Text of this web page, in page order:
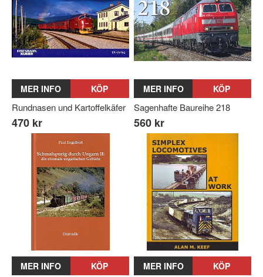
MER INFO KÖP
Rundnasen und Kartoffelkäfer
470 kr
MER INFO KÖP
Sagenhafte Baureihe 218
560 kr
MER INFO KÖP MER INFO KÖP